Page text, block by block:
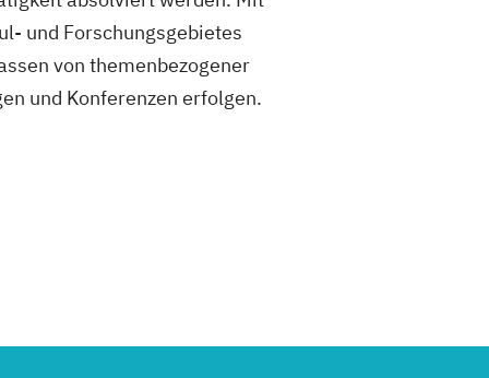
und Forschungsgebietes
von themenbezogener
und Konferenzen erfolgen.